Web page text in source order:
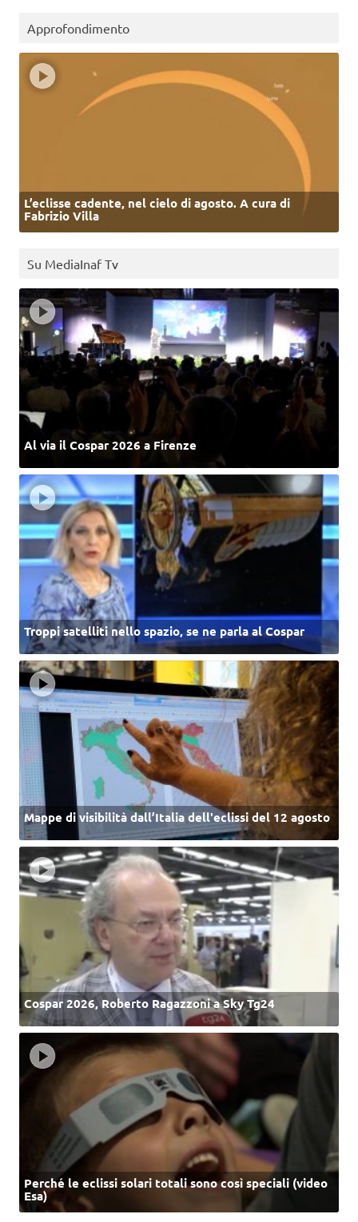
Approfondimento
L’eclisse cadente, nel cielo di agosto. A cura di
Fabrizio Villa
Su MediaInaf Tv
Al via il Cospar 2026 a Firenze
Troppi satelliti nello spazio, se ne parla al Cospar
Mappe di visibilità dall’Italia dell'eclissi del 12 agosto
Cospar 2026, Roberto Ragazzoni a Sky Tg24
Perché le eclissi solari totali sono così speciali (video
Esa)